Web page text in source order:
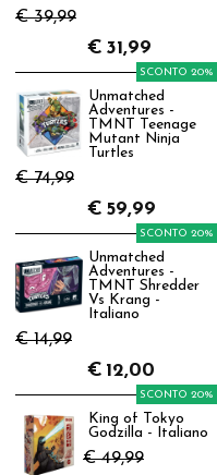
€ 39,99
€ 31,99
Unmatched
Adventures -
TMNT Teenage
Mutant Ninja
Turtles
€ 74,99
SCONTO 20%
€ 59,99
Unmatched
Adventures -
TMNT Shredder
Vs Krang -
Italiano
€ 14,99
SCONTO 20%
€ 12,00
King of Tokyo
Godzilla - Italiano
€ 49,99
SCONTO 20%